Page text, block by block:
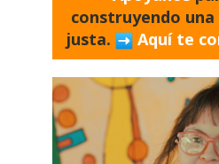
construyendo una
justa.
Aquí te